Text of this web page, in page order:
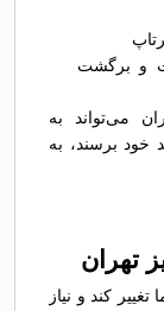
و برگشت
می‌تواند به
خود برسند، به
تهران
کند و نیاز